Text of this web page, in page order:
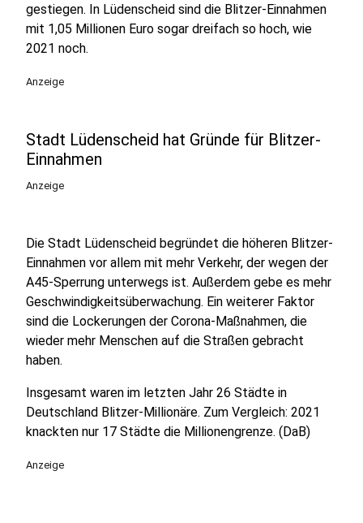
gestiegen. In Lüdenscheid sind die Blitzer-Einnahmen
mit 1,05 Millionen Euro sogar dreifach so hoch, wie
2021 noch.
Anzeige
Stadt Lüdenscheid hat Gründe für Blitzer-
Einnahmen
Anzeige
Die Stadt Lüdenscheid begründet die höheren Blitzer-
Einnahmen vor allem mit mehr Verkehr, der wegen der
A45-Sperrung unterwegs ist. Außerdem gebe es mehr
Geschwindigkeitsüberwachung. Ein weiterer Faktor
sind die Lockerungen der Corona-Maßnahmen, die
wieder mehr Menschen auf die Straßen gebracht
haben.
Insgesamt waren im letzten Jahr 26 Städte in
Deutschland Blitzer-Millionäre. Zum Vergleich: 2021
knackten nur 17 Städte die Millionengrenze. (DaB)
Anzeige